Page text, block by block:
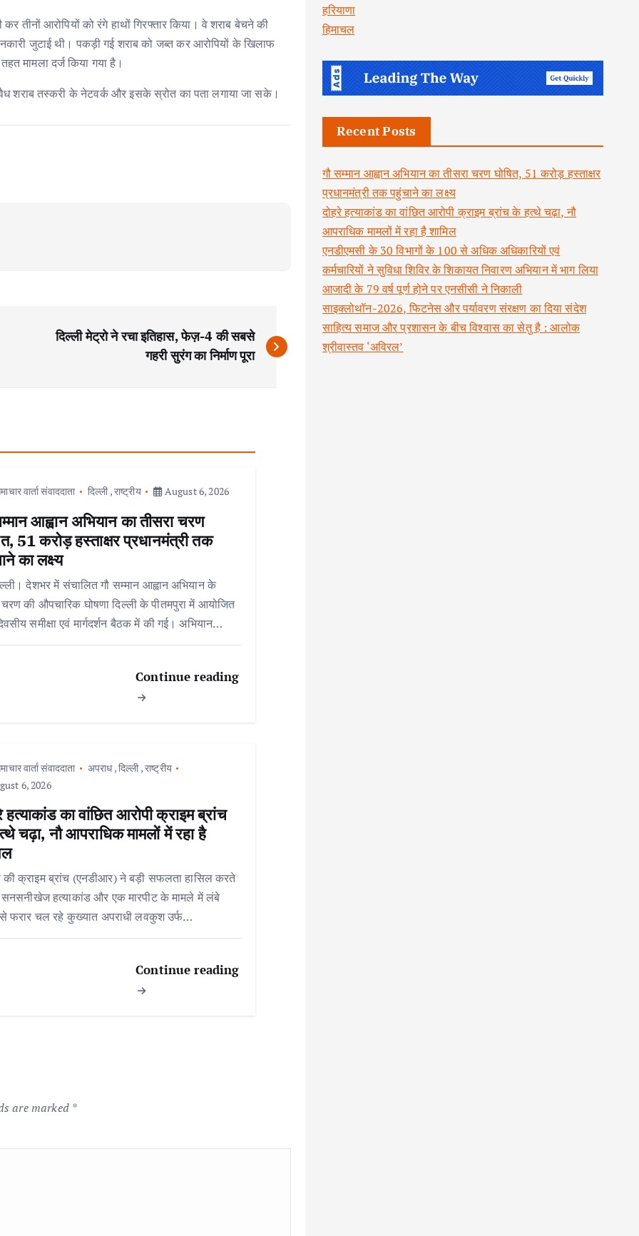
तीनों आरोपियों को रंगे हाथों गिरफ्तार किया। वे शराब बेचने की
जुटाई थी। पकड़ी गई शराब को जब्त कर आरोपियों के खिलाफ
मामला दर्ज किया गया है।
शराब तस्करी के नेटवर्क और इसके स्रोत का पता लगाया जा सके।
दिल्ली मेट्रो ने रचा इतिहास, फेज़-4 की सबसे
गहरी सुरंग का निर्माण पूरा
वार्ता संवाददाता दिल्ली,राष्ट्रीय August 6, 2026
आह्वान अभियान का तीसरा चरण
51 करोड़ हस्ताक्षर प्रधानमंत्री तक
का लक्ष्य
देशभर में संचालित गौ सम्मान आह्वान अभियान के
की औपचारिक घोषणा दिल्ली के पीतमपुरा में आयोजित
समीक्षा एवं मार्गदर्शन बैठक में की गई। अभियान…
Continue reading
वार्ता संवाददाता अपराध,दिल्ली,राष्ट्रीय
6, 2026
हत्याकांड का वांछित आरोपी क्राइम ब्रांच
चढ़ा, नौ आपराधिक मामलों में रहा है
क्राइम ब्रांच (एनडीआर) ने बड़ी सफलता हासिल करते
सनसनीखेज हत्याकांड और एक मारपीट के मामले में लंबे
फरार चल रहे कुख्यात अपराधी लवकुश उर्फ…
Continue reading
are marked *
हरियाणा
हिमाचल
Recent Posts
गौ सम्मान आह्वान अभियान का तीसरा चरण घोषित, 51 करोड़ हस्ताक्षर
प्रधानमंत्री तक पहुंचाने का लक्ष्य
दोहरे हत्याकांड का वांछित आरोपी क्राइम ब्रांच के हत्थे चढ़ा, नौ
आपराधिक मामलों में रहा है शामिल
एनडीएमसी के 30 विभागों के 100 से अधिक अधिकारियों एवं
कर्मचारियों ने सुविधा शिविर के शिकायत निवारण अभियान में भाग लिया
आजादी के 79 वर्ष पूर्ण होने पर एनसीसी ने निकाली
साइक्लोथॉन-2026, फिटनेस और पर्यावरण संरक्षण का दिया संदेश
साहित्य समाज और प्रशासन के बीच विश्वास का सेतु है : आलोक
श्रीवास्तव ‘अविरल’